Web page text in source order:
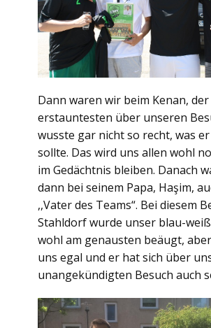
Dann waren wir beim Kenan,
erstauntesten über unseren
wusste gar nicht so recht, was
sollte. Das wird uns allen wohl
im Gedächtnis bleiben. Danach
dann bei seinem Papa, Haşim,
,,Vater des Teams“. Bei diesem
Stahldorf wurde unser blau-
wohl am genausten beäugt,
uns egal und er hat sich über
unangekündigten Besuch auch